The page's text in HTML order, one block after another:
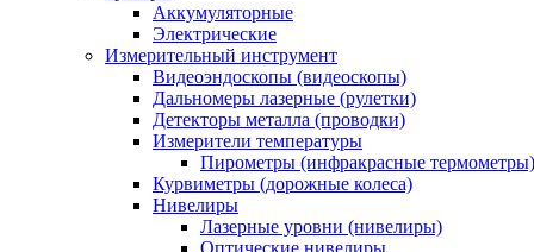
Аккумуляторные
Электрические
Измерительный инструмент
Видеоэндоскопы (видеоскопы)
Дальномеры лазерные (рулетки)
Детекторы металла (проводки)
Измерители температуры
Пирометры (инфракрасные термометры)
Курвиметры (дорожные колеса)
Нивелиры
Лазерные уровни (нивелиры)
Оптические нивелиры